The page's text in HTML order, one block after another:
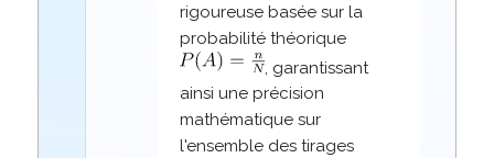
rigoureuse basée sur la
probabilité théorique
, garantissant
ainsi une précision
mathématique sur
l'ensemble des tirages